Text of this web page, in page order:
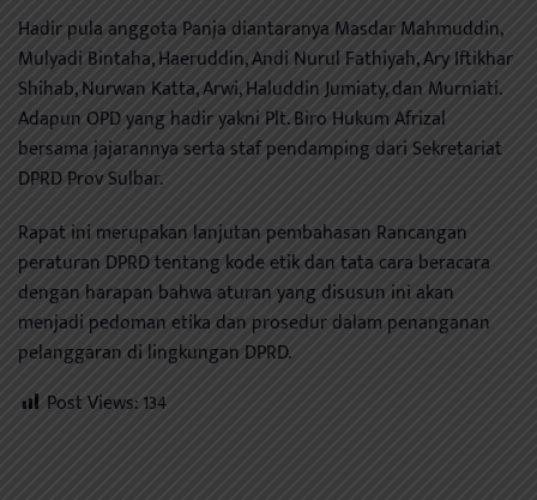
Hadir pula anggota Panja diantaranya Masdar Mahmuddin,
Mulyadi Bintaha, Haeruddin, Andi Nurul Fathiyah, Ary Iftikhar
Shihab, Nurwan Katta, Arwi, Haluddin Jumiaty, dan Murniati.
Adapun OPD yang hadir yakni Plt. Biro Hukum Afrizal
bersama jajarannya serta staf pendamping dari Sekretariat
DPRD Prov Sulbar.
Rapat ini merupakan lanjutan pembahasan Rancangan
peraturan DPRD tentang kode etik dan tata cara beracara
dengan harapan bahwa aturan yang disusun ini akan
menjadi pedoman etika dan prosedur dalam penanganan
pelanggaran di lingkungan DPRD.
Post Views:134